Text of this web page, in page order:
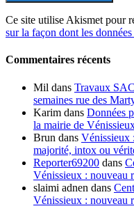
Ce site utilise Akismet pour
sur la façon dont les
Commentaires récents
Mil dans Travaux
semaines rue des
Karim dans Données
la mairie de
Brun dans Vénissieux
majorité, intox ou
Reporter69200 dans
Vénissieux : nouveau
slaimi adnen dans
Vénissieux : nouveau